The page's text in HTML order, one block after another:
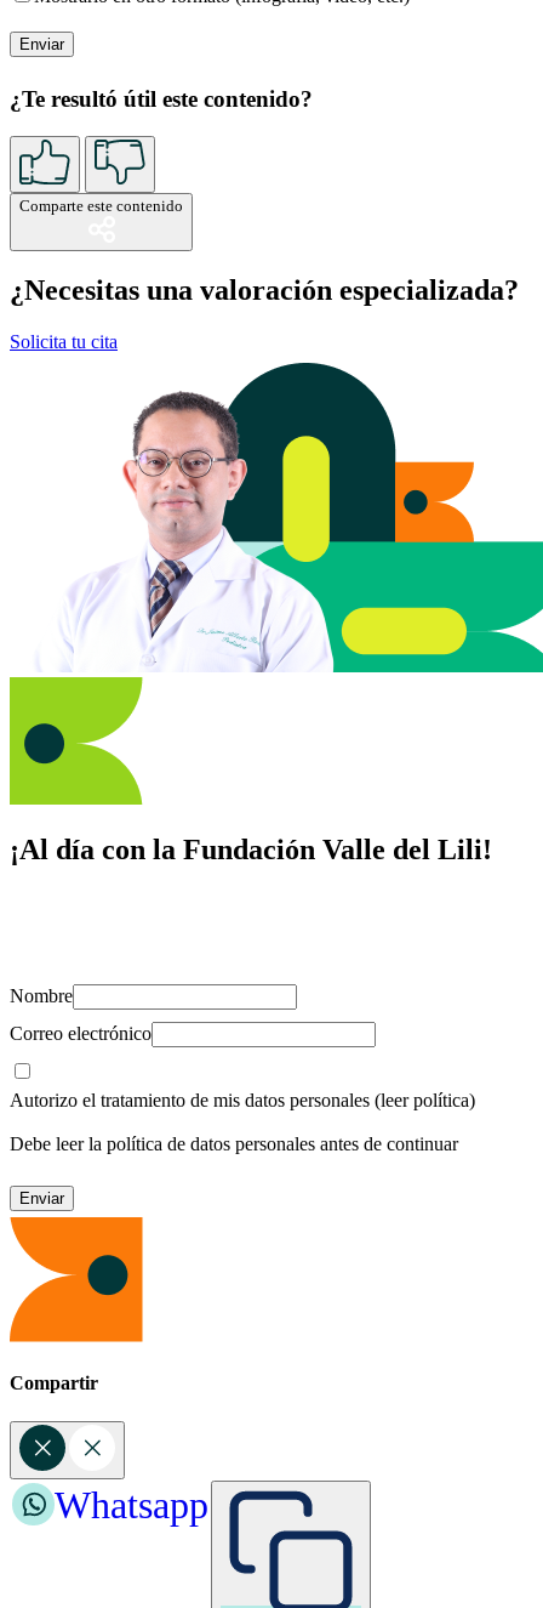
¿Te resultó útil este contenido?
Comparte este contenido
¿Necesitas una valoración especializada?
Solicita tu cita
¡Al día con la Fundación Valle del Lili!
Nombre
Correo electrónico
Autorizo el tratamiento de mis datos personales (leer política)
Debe leer la política de datos personales antes de continuar
Compartir
Whatsapp